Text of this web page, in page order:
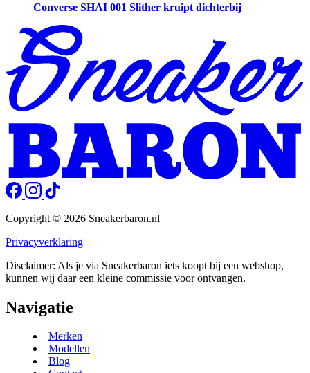
Converse SHAI 001 Slither kruipt dichterbij
Copyright © 2026 Sneakerbaron.nl
Privacyverklaring
Disclaimer: Als je via Sneakerbaron iets koopt bij een webshop,
kunnen wij daar een kleine commissie voor ontvangen.
Navigatie
Merken
Modellen
Blog